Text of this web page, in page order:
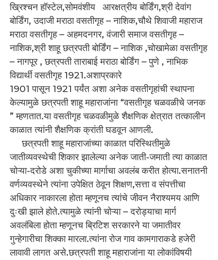
ख्रिश्चन हॉस्टेल,सोमवंशीय आरक्षत्रीय बोर्डिंग,श्री देवांग
बोर्डिंग, उदाजी मराठा वसतीगृह – नाशिक,चौथे शिवाजी महाराज
मराठा वसतीगृह – अहमदनगर, वंजारी समाज वसतीगृह –
नाशिक,श्री शाहू छत्रपती बोर्डिंग – नाशिक ,चोखामेळा वसतीगृह
– नागपूर , छत्रपती ताराबाई मराठा बोर्डिंग – पुणे , नाभिक
विद्यार्थी वसतीगृह 1921.अशाप्रकारे
1901 पासून 1921 पर्यंत अशा अनेक वसतीगृहांची स्थापना
केल्यामुळे छत्रपती शाहू महाराजांना “वसतीगृह चळवळीचे जनक
” म्हणतात.या वसतीगृह चळवळीमुळे शैक्षणिक क्षेत्रात तत्कालीन
काळात त्यांनी शैक्षणिक क्रांती घडवून आणली.
छत्रपती शाहू महाराजांच्या काळात परिस्थितीमुळे
जातीव्यवस्थेची शिकार झालेल्या अनेक जाती-जमाती त्या काळात
चोऱ्या-दरोडे अशा चुकीच्या मार्गाचा अवलंब करीत होत्या.सनातनी
वर्णव्यवस्थेने त्यांना उपेक्षित ठेवून शिक्षण,सत्ता व संपत्तीचा
अधिकार नाकारला होता म्हणूनच त्यांचे जीवन नैराश्यमय आणि
दुःखी झाले होते.त्यामुळे त्यांनी चोऱ्या – दरोड्याचा मार्ग
अवलंबिला होता म्हणूनच ब्रिटिश सरकारने या जमातीवर
गुन्हेगारीचा शिक्का मारला.त्यांना रोज गाव कामगाराकडे हजेरी
लावावी लागत असे.छत्रपती शाहू महाराजांना या लोकांविषयी